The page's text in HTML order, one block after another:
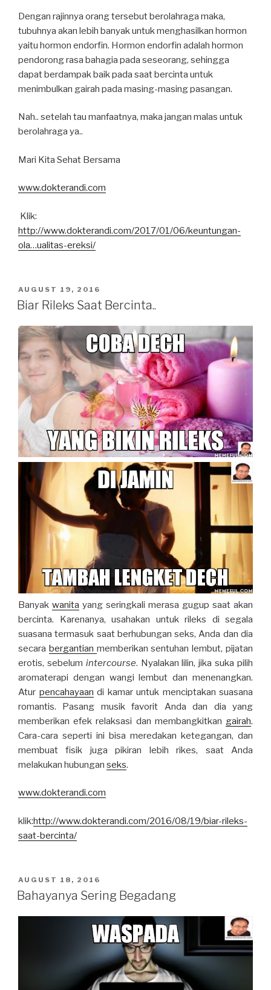
Dengan rajinnya orang tersebut berolahraga maka,
tubuhnya akan lebih banyak untuk menghasilkan hormon
yaitu hormon endorfin. Hormon endorfin adalah hormon
pendorong rasa bahagia pada seseorang, sehingga
dapat berdampak baik pada saat bercinta untuk
menimbulkan gairah pada masing-masing pasangan.
Nah.. setelah tau manfaatnya, maka jangan malas untuk
berolahraga ya..
Mari Kita Sehat Bersama
www.dokterandi.com
Klik:
http://www.dokterandi.com/2017/01/06/keuntungan-
ola…ualitas-ereksi/
POSTED
ON
AUGUST 19, 2016
Biar Rileks Saat Bercinta..
Banyak wanita yang seringkali merasa gugup saat akan
bercinta. Karenanya, usahakan untuk rileks di segala
suasana termasuk saat berhubungan seks, Anda dan dia
secara bergantian memberikan sentuhan lembut, pijatan
erotis, sebelum intercourse. Nyalakan lilin, jika suka pilih
aromaterapi dengan wangi lembut dan menenangkan.
Atur pencahayaan di kamar untuk menciptakan suasana
romantis. Pasang musik favorit Anda dan dia yang
memberikan efek relaksasi dan membangkitkan gairah.
Cara-cara seperti ini bisa meredakan ketegangan, dan
membuat fisik juga pikiran lebih rikes, saat Anda
melakukan hubungan seks.
www.dokterandi.com
klik:http://www.dokterandi.com/2016/08/19/biar-rileks-
saat-bercinta/
POSTED
ON
AUGUST 18, 2016
Bahayanya Sering Begadang